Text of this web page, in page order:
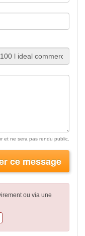
et ne sera pas rendu public.
ce message
ou via une